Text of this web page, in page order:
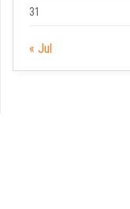
31
« Jul